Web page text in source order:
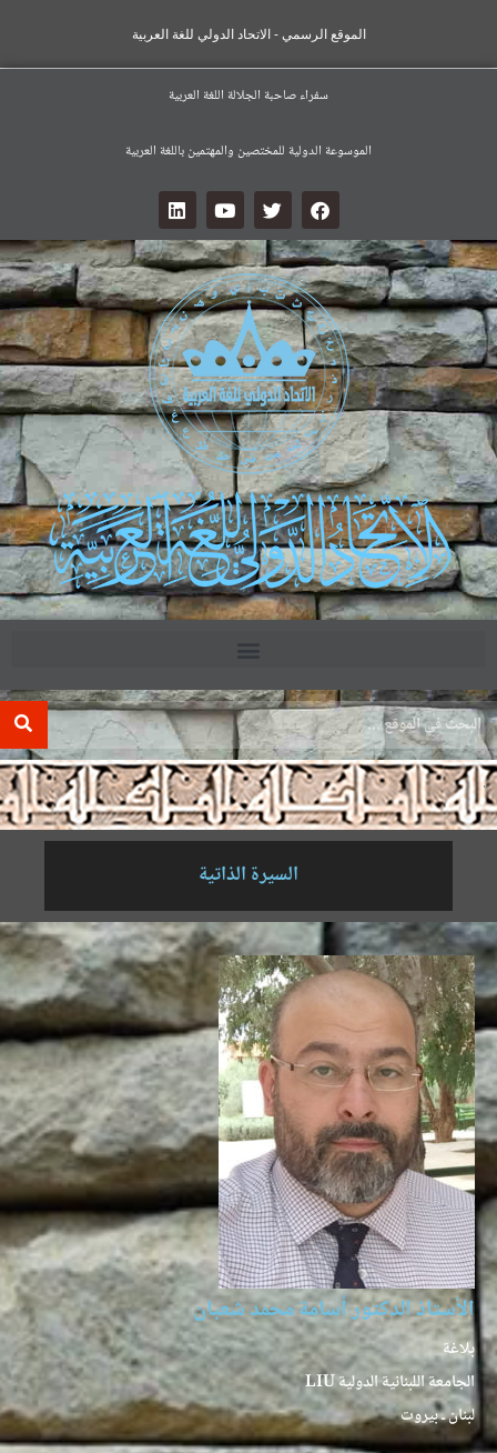
الموقع الرسمي - الاتحاد الدولي للغة العربية
سفراء صاحبة الجلالة اللغة العربية
الموسوعة الدولية للمختصين والمهتمين باللغة العربية
.
السيرة الذاتية
الأستاذ الدكتور أسامة محمد شعبان
بلاغة
الجامعة اللبنانية الدولية LIU
لبنان ـ بيروت